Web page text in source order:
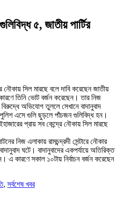
৫, জাতীয় পার্টির
নৌকায় সিল মারছে বলে দাবি করেছেন জাতীয়
তিনি ভোট বর্জন করেছেন। তার নিজ
বিরুদ্ধে অভিযোগ তুললে সেখানে বাদানুবাদ
এসে গুলি ছুড়লে পাঁচজন গুলিবিদ্ধ হন।
প্রায় সব কেন্দ্রে নৌকায় সিল মারছে
নিজ এলাকায় রামচন্দ্রদী সেন্টারে নৌকার
ঘটে। বাদানুবাদের একপর্যায়ে অতিরিক্ত
কারণে সকাল ১০টায় নির্বাচন বর্জন করেছেন
, সর্বশেষ খবর